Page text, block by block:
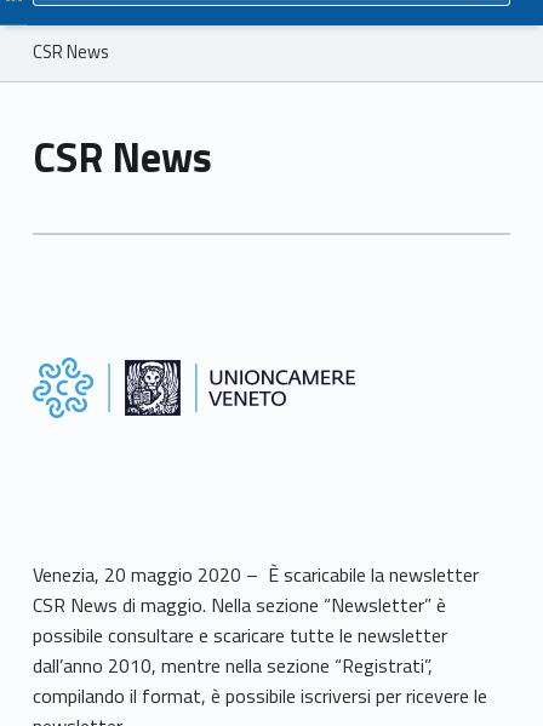
Breadcrumbs navigation
CSR News
CSR News
Venezia, 20 maggio 2020 – È scaricabile la newsletter
CSR News di maggio. Nella sezione “Newsletter” è
possibile consultare e scaricare tutte le newsletter
dall’anno 2010, mentre nella sezione “Registrati”,
compilando il format, è possibile iscriversi per ricevere le